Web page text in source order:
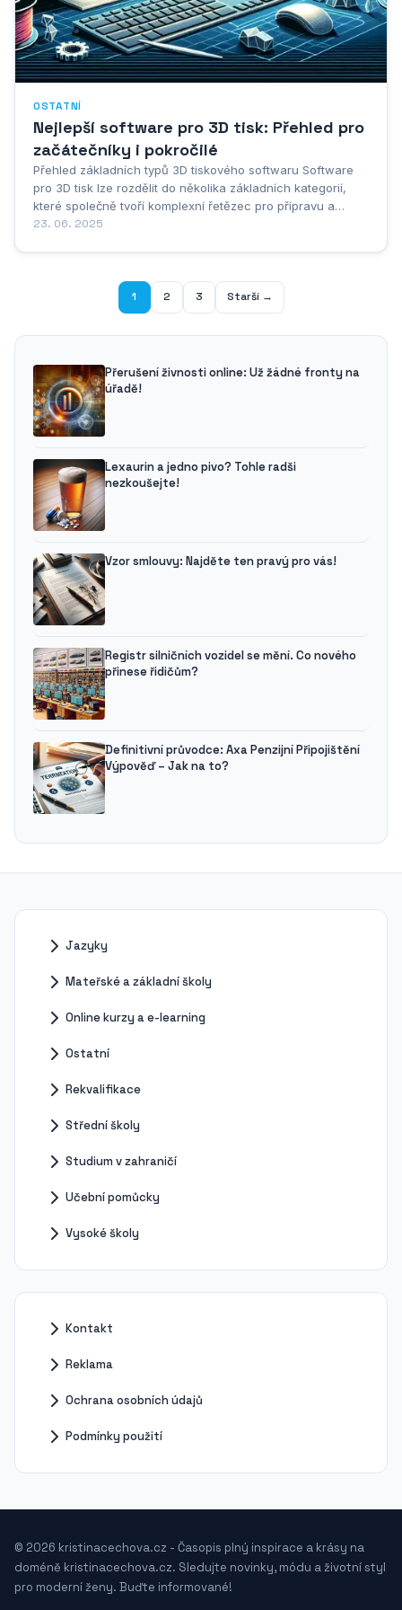
OSTATNÍ
Nejlepší software pro 3D tisk: Přehled pro
začátečníky i pokročilé
Přehled základních typů 3D tiskového softwaru Software
pro 3D tisk lze rozdělit do několika základních kategorií,
které společně tvoří komplexní řetězec pro přípravu a
realizaci 3D tisku. Modelovací software představuje první
23. 06. 2025
1 2 3 Starší →
Přerušení živnosti online: Už žádné fronty na
úřadě!
Lexaurin a jedno pivo? Tohle radši
nezkoušejte!
Vzor smlouvy: Najděte ten pravý pro vás!
Registr silničních vozidel se mění. Co nového
přinese řidičům?
Definitivní průvodce: Axa Penzijní Připojištění
Výpověď – Jak na to?
Jazyky
Mateřské a základní školy
Online kurzy a e-learning
Ostatní
Rekvalifikace
Střední školy
Studium v zahraničí
Učební pomůcky
Vysoké školy
Kontakt
Reklama
Ochrana osobních údajů
Podmínky použití
© 2026 kristinacechova.cz - Časopis plný inspirace a krásy na
doméně kristinacechova.cz. Sledujte novinky, módu a životní styl
pro moderní ženy. Buďte informované!